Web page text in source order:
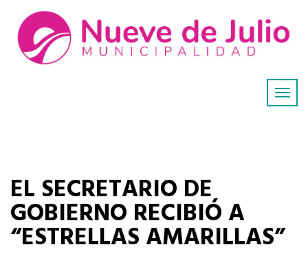
EL SECRETARIO DE
GOBIERNO RECIBIÓ A
“ESTRELLAS AMARILLAS”